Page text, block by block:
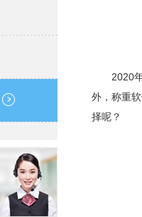
2020年
外，称重
择呢？